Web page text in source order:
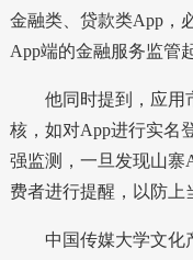
金融类、贷款类App，
App端的金融服务监管
他同时提到，应用
核，如对App进行实名
强监测，一旦发现山寨
费者进行提醒，以防上
中国传媒大学文化